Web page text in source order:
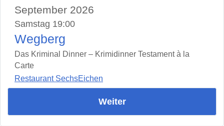
September 2026
Samstag 19:00
Wegberg
Das Kriminal Dinner – Krimidinner Testament à la
Carte
Restaurant SechsEichen
Weiter